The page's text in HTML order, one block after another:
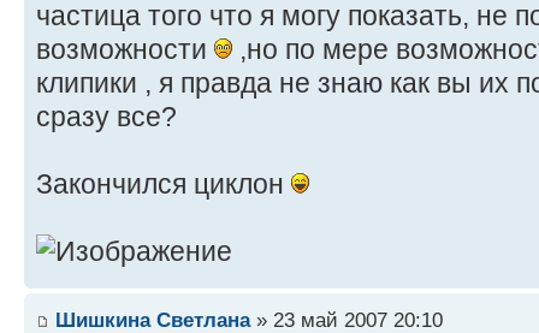
частица того что я могу показать, не
возможности
,но по мере
клипики , я правда не знаю как вы их
сразу все?
Закончился циклон
Шишкина Светлана» 23 май 2007 20:10